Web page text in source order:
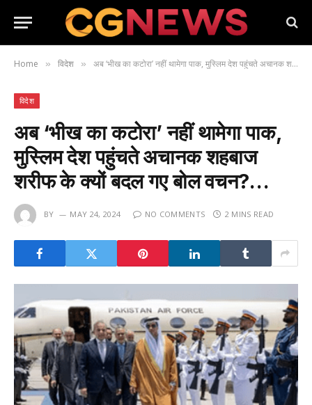
Home » विदेश » अब ‘भीख का कटोरा’ नहीं थामेगा पाक, मुस्लिम देश पहुंचते अचानक शहबाज शरीफ के क्यों बदल गए बोल वचन?…
विदेश
अब ‘भीख का कटोरा’ नहीं थामेगा पाक,
मुस्लिम देश पहुंचते अचानक शहबाज
शरीफ के क्यों बदल गए बोल वचन?…
BY MAY 24, 2024 NO COMMENTS 2 MINS READ